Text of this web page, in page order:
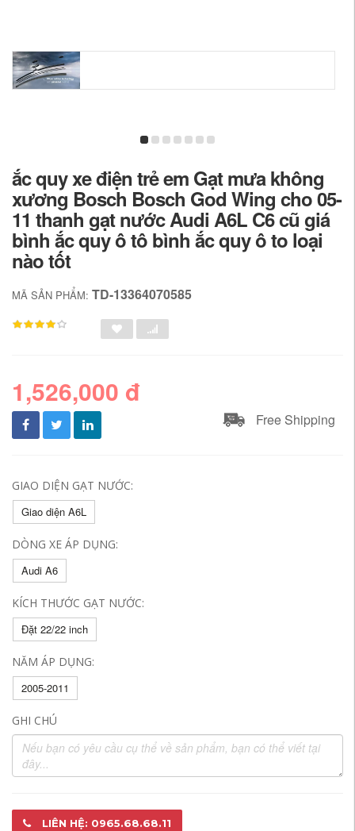
ắc quy xe điện trẻ em Gạt mưa không
xương Bosch Bosch God Wing cho 05-
11 thanh gạt nước Audi A6L C6 cũ giá
bình ắc quy ô tô bình ắc quy ô to loại
nào tốt
MÃ SẢN PHẨM: TD-13364070585
1,526,000 đ
Free Shipping
GIAO DIỆN GẠT NƯỚC:
Giao diện A6L
DÒNG XE ÁP DỤNG:
Audi A6
KÍCH THƯỚC GẠT NƯỚC:
Đặt 22/22 inch
NĂM ÁP DỤNG:
2005-2011
GHI CHÚ
LIÊN HỆ: 0965.68.68.11